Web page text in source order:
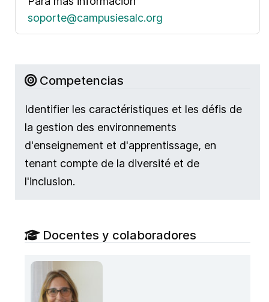
soporte@campusiesalc.org
Competencias
Identifier les caractéristiques et les défis de
la gestion des environnements
d'enseignement et d'apprentissage, en
tenant compte de la diversité et de
l'inclusion.
Docentes y colaboradores